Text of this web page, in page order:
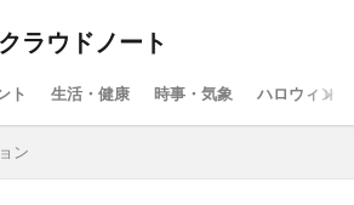
クラウドノート
ト 生活・健康 時事・気象 ハロウィン
ン